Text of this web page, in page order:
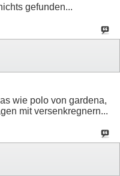
gefunden...
wie polo von gardena,
mit versenkregnern...